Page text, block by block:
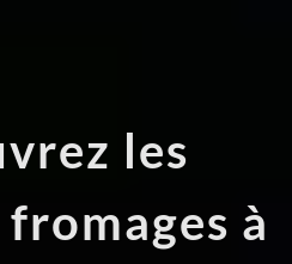
les
à